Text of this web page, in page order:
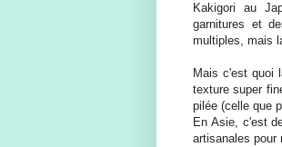
Kakigori au
garnitures et
multiples, mais
Mais c'est quoi
texture super
pilée (celle que
En Asie, c'est
artisanales pour